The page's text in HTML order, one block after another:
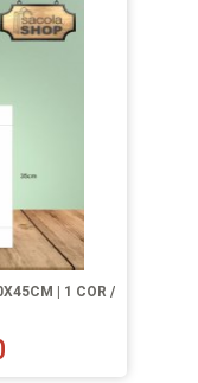
| 1 COR /